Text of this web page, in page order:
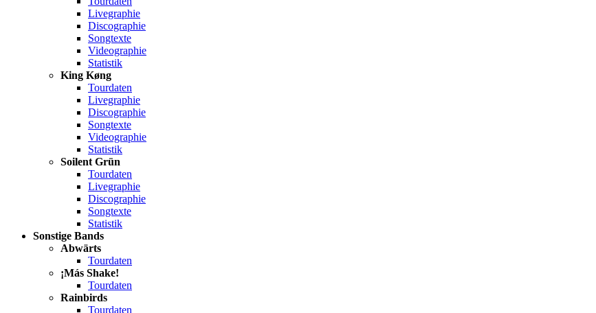
Livegraphie
Discographie
Songtexte
Videographie
Statistik
King Køng
Tourdaten
Livegraphie
Discographie
Songtexte
Videographie
Statistik
Soilent Grün
Tourdaten
Livegraphie
Discographie
Songtexte
Statistik
Sonstige Bands
Abwärts
Tourdaten
¡Más Shake!
Tourdaten
Rainbirds
Tourdaten